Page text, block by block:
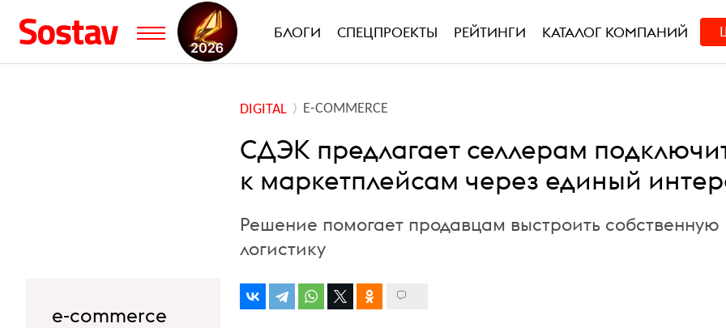
БЛОГИ СПЕЦПРОЕКТЫ РЕЙТИНГИ КАТАЛОГ КОМПАНИЙ
DIGITAL E-COMMERCE
СДЭК предлагает селлерам
к маркетплейсам через единый
Решение помогает продавцам выстроить собственную
логистику
e-commerce